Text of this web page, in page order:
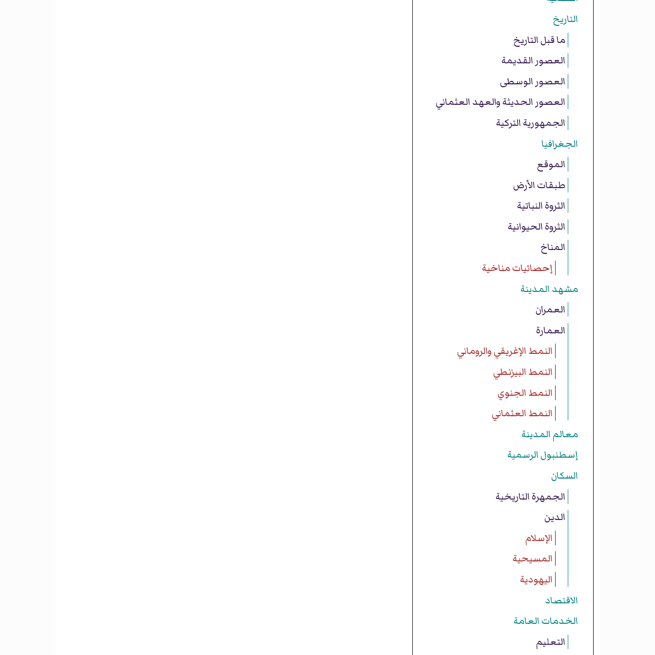
التاريخ
ما قبل التاريخ
العصور القديمة
العصور الوسطى
العصور الحديثة والعهد العثماني
الجمهورية التركية
الجغرافيا
الموقع
طبقات الأرض
الثروة النباتية
الثروة الحيوانية
المناخ
إحصائيات مناخية
مشهد المدينة
العمران
العمارة
النمط الإغريقي والروماني
النمط البيزنطي
النمط الجنوي
النمط العثماني
معالم المدينة
إسطنبول الرسمية
السكان
الجمهرة التاريخية
الدين
الإسلام
المسيحية
اليهودية
الاقتصاد
الخدمات العامة
التعليم